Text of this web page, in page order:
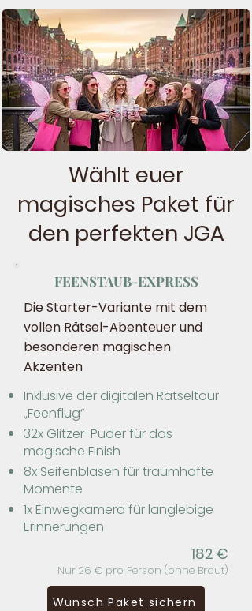
Wählt euer
magisches Paket für
den perfekten JGA
FEENSTAUB-EXPRESS
Die Starter-Variante mit dem
vollen Rätsel-Abenteuer und
besonderen magischen
Akzenten​
​​Inklusive der digitalen Rätseltour
„Feenflug“
32x Glitzer-Puder für das
magische Finish
8x Seifenblasen für traumhafte
Momente
1x Einwegkamera für langlebige
Erinnerungen​​​
​​182 €
Nur 26 € pro Person (ohne Braut)
Wunsch Paket sichern